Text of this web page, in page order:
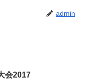
admin
会2017